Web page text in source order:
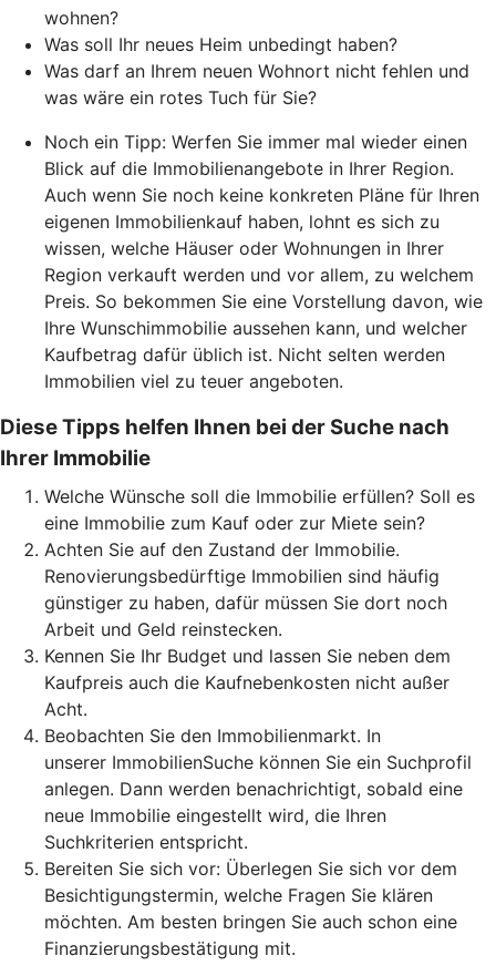
wohnen?
Was soll Ihr neues Heim unbedingt haben?
Was darf an Ihrem neuen Wohnort nicht fehlen und
was wäre ein rotes Tuch für Sie?
Noch ein Tipp: Werfen Sie immer mal wieder einen
Blick auf die Immobilienangebote in Ihrer Region.
Auch wenn Sie noch keine konkreten Pläne für Ihren
eigenen Immobilienkauf haben, lohnt es sich zu
wissen, welche Häuser oder Wohnungen in Ihrer
Region verkauft werden und vor allem, zu welchem
Preis. So bekommen Sie eine Vorstellung davon, wie
Ihre Wunschimmobilie aussehen kann, und welcher
Kaufbetrag dafür üblich ist. Nicht selten werden
Immobilien viel zu teuer angeboten.
Diese Tipps helfen Ihnen bei der Suche nach
Ihrer Immobilie
Welche Wünsche soll die Immobilie erfüllen? Soll es
eine Immobilie zum Kauf oder zur Miete sein?
Achten Sie auf den Zustand der Immobilie.
Renovierungsbedürftige Immobilien sind häufig
günstiger zu haben, dafür müssen Sie dort noch
Arbeit und Geld reinstecken.
Kennen Sie Ihr Budget und lassen Sie neben dem
Kaufpreis auch die Kaufnebenkosten nicht außer
Acht.
Beobachten Sie den Immobilienmarkt. In
unserer ImmobilienSuche können Sie ein Suchprofil
anlegen. Dann werden benachrichtigt, sobald eine
neue Immobilie eingestellt wird, die Ihren
Suchkriterien entspricht.
Bereiten Sie sich vor: Überlegen Sie sich vor dem
Besichtigungstermin, welche Fragen Sie klären
möchten. Am besten bringen Sie auch schon eine
Finanzierungsbestätigung mit.